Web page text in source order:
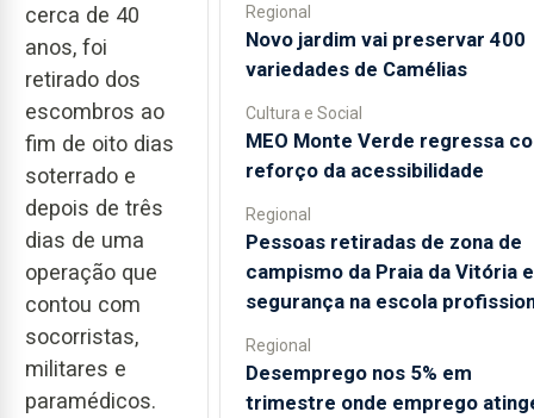
cerca de 40
anos, foi
retirado dos
escombros ao
fim de oito dias
soterrado e
depois de três
dias de uma
operação que
contou com
socorristas,
militares e
paramédicos.
Regional
Novo jardim vai preservar 400
variedades de Camélias
Cultura e Social
MEO Monte Verde regressa
reforço da acessibilidade
Regional
Pessoas retiradas de zona de
campismo da Praia da Vitória
segurança na escola
Regional
Desemprego nos 5% em
trimestre onde emprego